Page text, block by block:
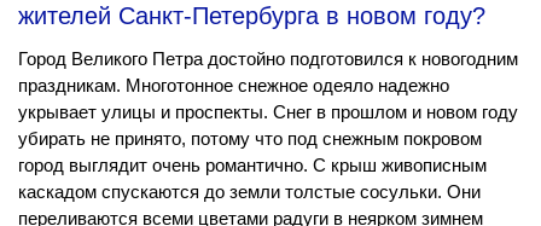
жителей Санкт-Петербурга в новом году?
Город Великого Петра достойно подготовился к новогодним
праздникам. Многотонное снежное одеяло надежно
укрывает улицы и проспекты. Снег в прошлом и новом году
убирать не принято, потому что под снежным покровом
город выглядит очень романтично. С крыш живописным
каскадом спускаются до земли толстые сосульки. Они
переливаются всеми цветами радуги в неярком зимнем